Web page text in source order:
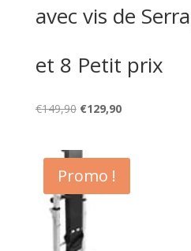
avec vis de
et 8 Petit prix
€149,90 Le
était :
€149,90.
€129,90Le
est :
Promo !